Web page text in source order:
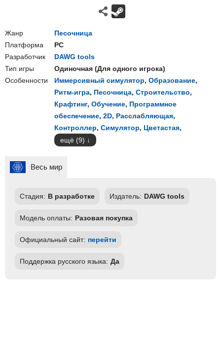
Жанр
Песочница
Платформа
PC
Разработчик
DAWG tools
Тип игры
Одиночная (Для одного игрока)
Особенности
Иммерсивный симулятор, Образование,
Ритм-игра, Песочница, Строительство,
Крафтинг, Обучение, Программное
обеспечение, 2D, Расслабляющая,
Контроллер, Симулятор, Цветастая,
ещё (9)
Весь мир
Стадия: В разработке Издатель: DAWG tools
Модель оплаты: Разовая покупка
Официальный сайт: перейти
Поддержка русского языка: Да